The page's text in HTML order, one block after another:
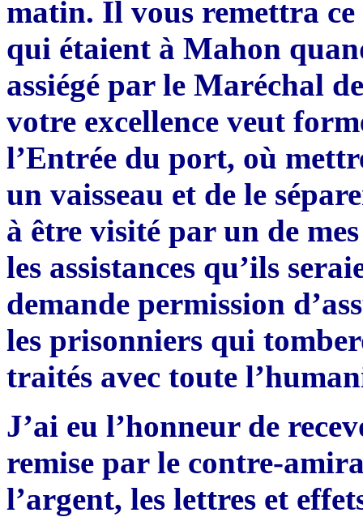
matin. Il vous remettra ce
qui étaient à Mahon
assiégé par le Maréchal
votre excellence veut
l’Entrée du port, où
un vaisseau et de le
à être visité par un de
les assistances qu’ils
demande permission
les prisonniers qui
traités avec toute
J’ai eu l’honneur de
remise par le contre-
l’argent, les lettres et